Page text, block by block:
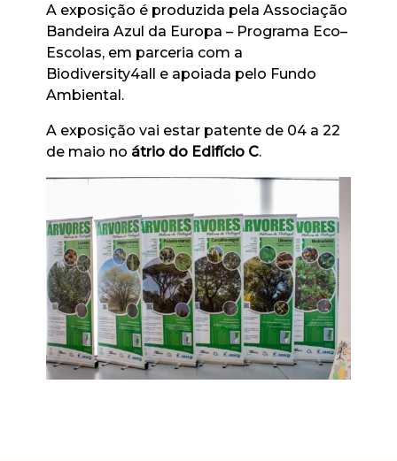
A exposição é produzida pela Associação
Bandeira Azul da Europa – Programa Eco–
Escolas, em parceria com a
Biodiversity4all e apoiada pelo Fundo
Ambiental.
A exposição vai estar patente de 04 a 22
de maio no átrio do Edifício C.